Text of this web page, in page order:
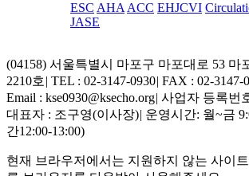
ESC AHA ACC EHJCVI
JASE
(04158) 서울특별시 마포구 마포대로 53 마
2210호 | TEL : 02-3147-0930| FAX : 02-3147-
Email : kse0930@ksecho.org| 사업자 등록번
대표자 : 조구영(이사장)| 운영시간: 월~금
간12:00-13:00)
현재 브라우저에서는 지원하지 않는 사이